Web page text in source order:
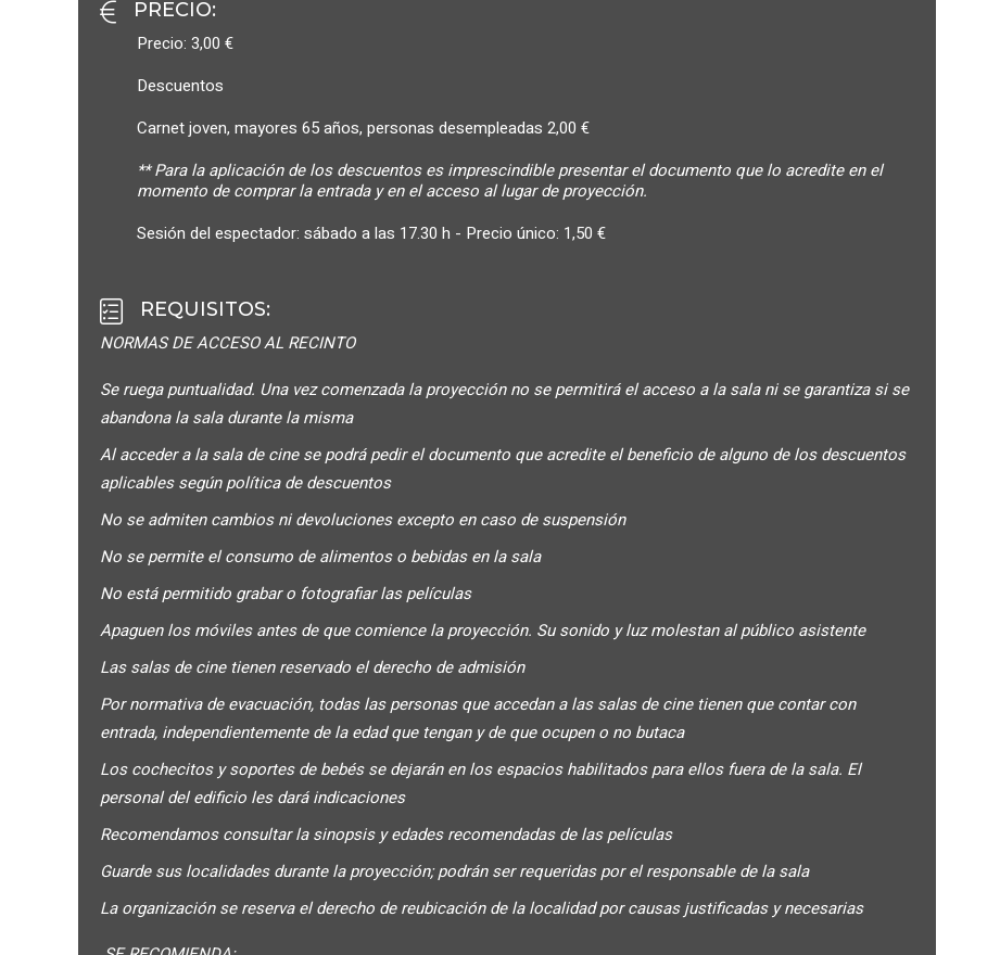
PRECIO:
Precio: 3,00 €
Descuentos
Carnet joven, mayores 65 años, personas desempleadas 2,00 €
** Para la aplicación de los descuentos es imprescindible presentar el documento que lo acredite en el
momento de comprar la entrada y en el acceso al lugar de proyección.
Sesión del espectador: sábado a las 17.30 h - Precio único: 1,50 €
REQUISITOS:
NORMAS DE ACCESO AL RECINTO
Se ruega puntualidad. Una vez comenzada la proyección no se permitirá el acceso a la sala ni se garantiza si se
abandona la sala durante la misma
Al acceder a la sala de cine se podrá pedir el documento que acredite el beneficio de alguno de los descuentos
aplicables según política de descuentos
No se admiten cambios ni devoluciones excepto en caso de suspensión
No se permite el consumo de alimentos o bebidas en la sala
No está permitido grabar o fotografiar las películas
Apaguen los móviles antes de que comience la proyección. Su sonido y luz molestan al público asistente
Las salas de cine tienen reservado el derecho de admisión
Por normativa de evacuación, todas las personas que accedan a las salas de cine tienen que contar con
entrada, independientemente de la edad que tengan y de que ocupen o no butaca
Los cochecitos y soportes de bebés se dejarán en los espacios habilitados para ellos fuera de la sala. El
personal del edificio les dará indicaciones
Recomendamos consultar la sinopsis y edades recomendadas de las películas
Guarde sus localidades durante la proyección; podrán ser requeridas por el responsable de la sala
La organización se reserva el derecho de reubicación de la localidad por causas justificadas y necesarias